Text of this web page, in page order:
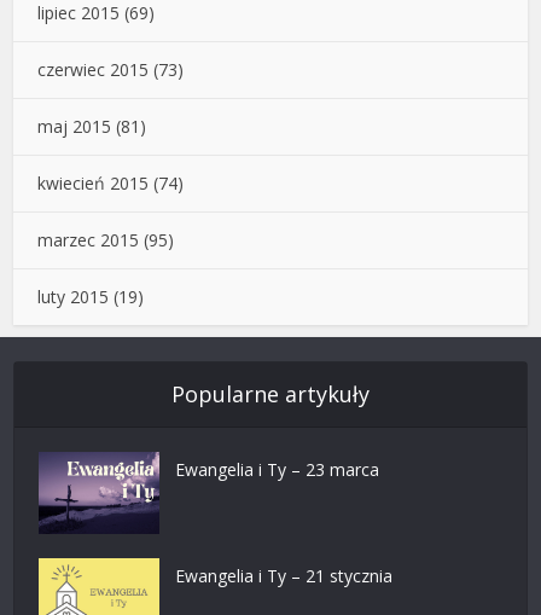
lipiec 2015 (69)
czerwiec 2015 (73)
maj 2015 (81)
kwiecień 2015 (74)
marzec 2015 (95)
luty 2015 (19)
Popularne artykuły
Ewangelia i Ty – 23 marca
Ewangelia i Ty – 21 stycznia